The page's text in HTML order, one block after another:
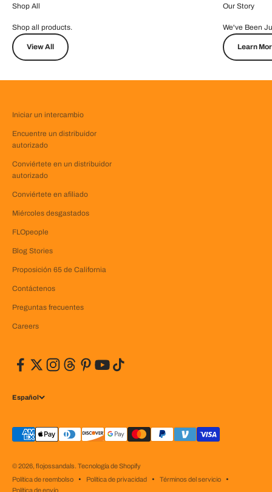
Shop All
Shop all products.
View All
Our Story
We've Been
Learn
Iniciar un intercambio
Encuentre un distribuidor
autorizado
Conviértete en un distribuidor
autorizado
Conviértete en afiliado
Miércoles desgastados
FLOpeople
Blog Stories
Proposición 65 de California
Contáctenos
Preguntas frecuentes
Careers
Español
© 2026, flojossandals. Tecnología de Shopify
Política de reembolso
Política de privacidad
Términos del servicio
Política de envío